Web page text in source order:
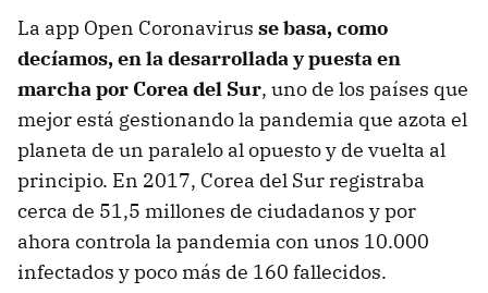
La app Open Coronavirus se basa, como
decíamos, en la desarrollada y puesta en
marcha por Corea del Sur, uno de los países que
mejor está gestionando la pandemia que azota el
planeta de un paralelo al opuesto y de vuelta al
principio. En 2017, Corea del Sur registraba
cerca de 51,5 millones de ciudadanos y por
ahora controla la pandemia con unos 10.000
infectados y poco más de 160 fallecidos.